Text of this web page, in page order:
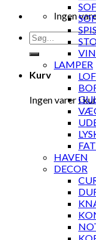
Ingen
Søg
efter:
Kurv
Ingen varer i
LAMPER
HAVEN
DECOR